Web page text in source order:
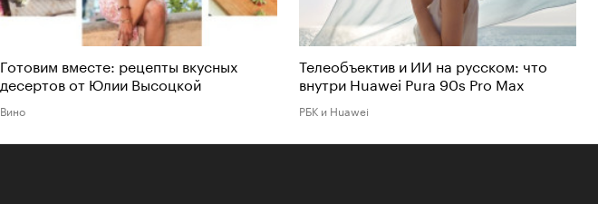
Готовим вместе: рецепты вкусных
десертов от Юлии Высоцкой
Вино
Телеобъектив и ИИ на русском: что
внутри Huawei Pura 90s Pro Max
РБК и Huawei